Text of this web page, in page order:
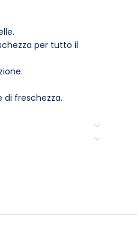
per tutto il
di freschezza.
che la pelle sia
l’efficacia.